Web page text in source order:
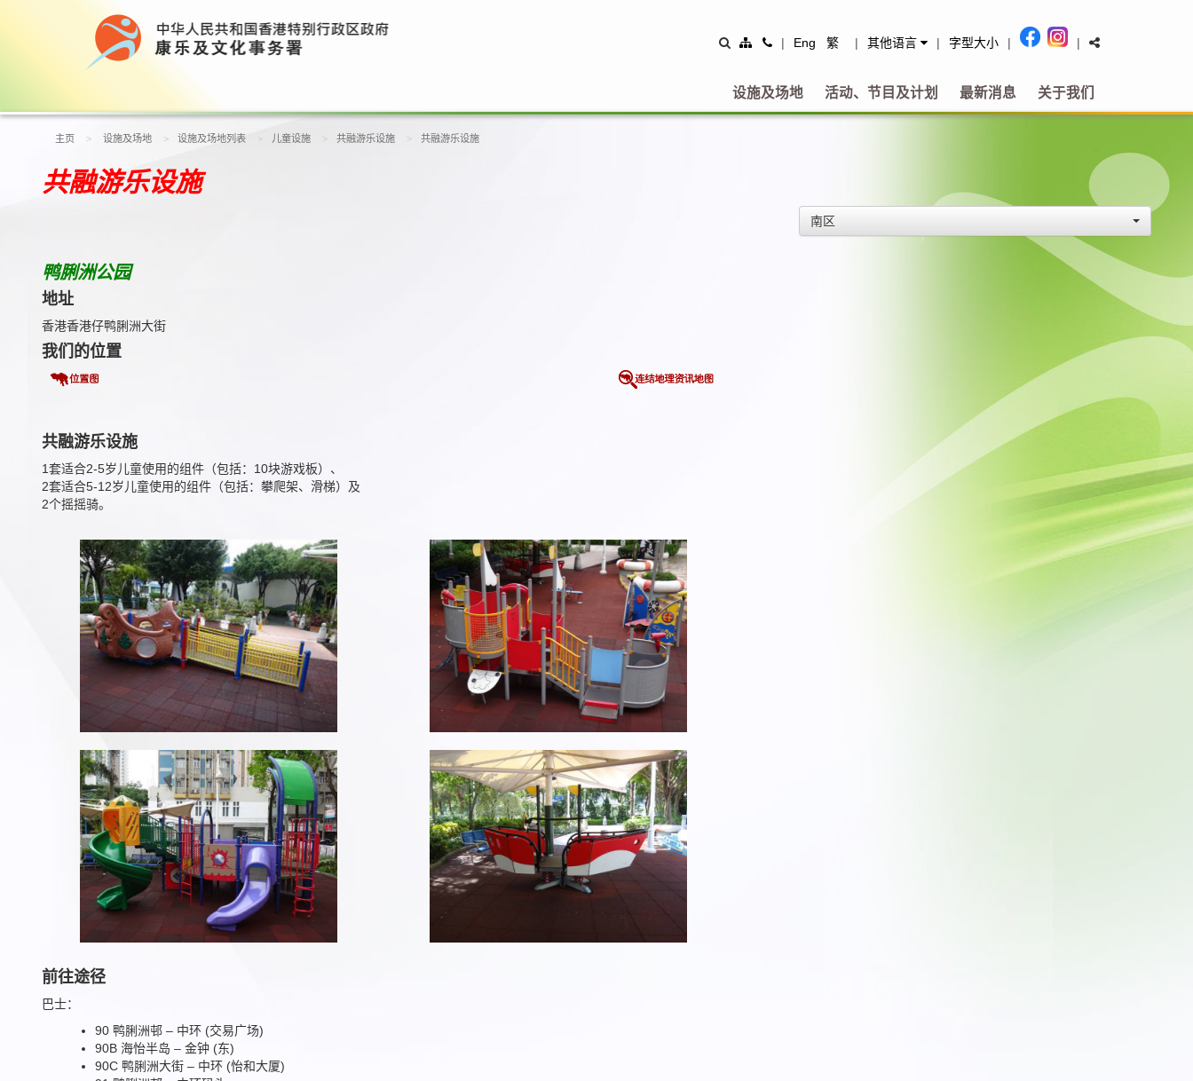
SiteContact
| Eng 繁 | 其他语言 | 字型大小 | |
设施及场地 活动、节目及计划 最新消息 关于我们
主页 设施及场地 设施及场地列表 儿童设施 共融游乐设施 共融游乐设施
共融游乐设施
南区
鸭脷洲公园
地址
香港香港仔鸭脷洲大街
我们的位置
共融游乐设施
1套适合2-5岁儿童使用的组件（包括：10块游戏板）、
2套适合5-12岁儿童使用的组件（包括：攀爬架、滑梯）及
2个摇摇骑。
前往途径
巴士：
90 鸭脷洲邨 – 中环 (交易广场)
90B 海怡半岛 – 金钟 (东)
90C 鸭脷洲大街 – 中环 (怡和大厦)